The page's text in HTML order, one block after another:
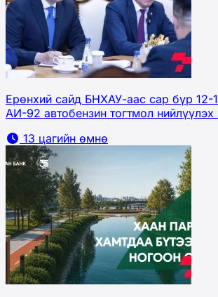
Ерөнхий сайд БНХАУ-аас сар бүр 12-
АИ-92 автобензин тогтмол нийлүүлэх
13 цагийн өмнө